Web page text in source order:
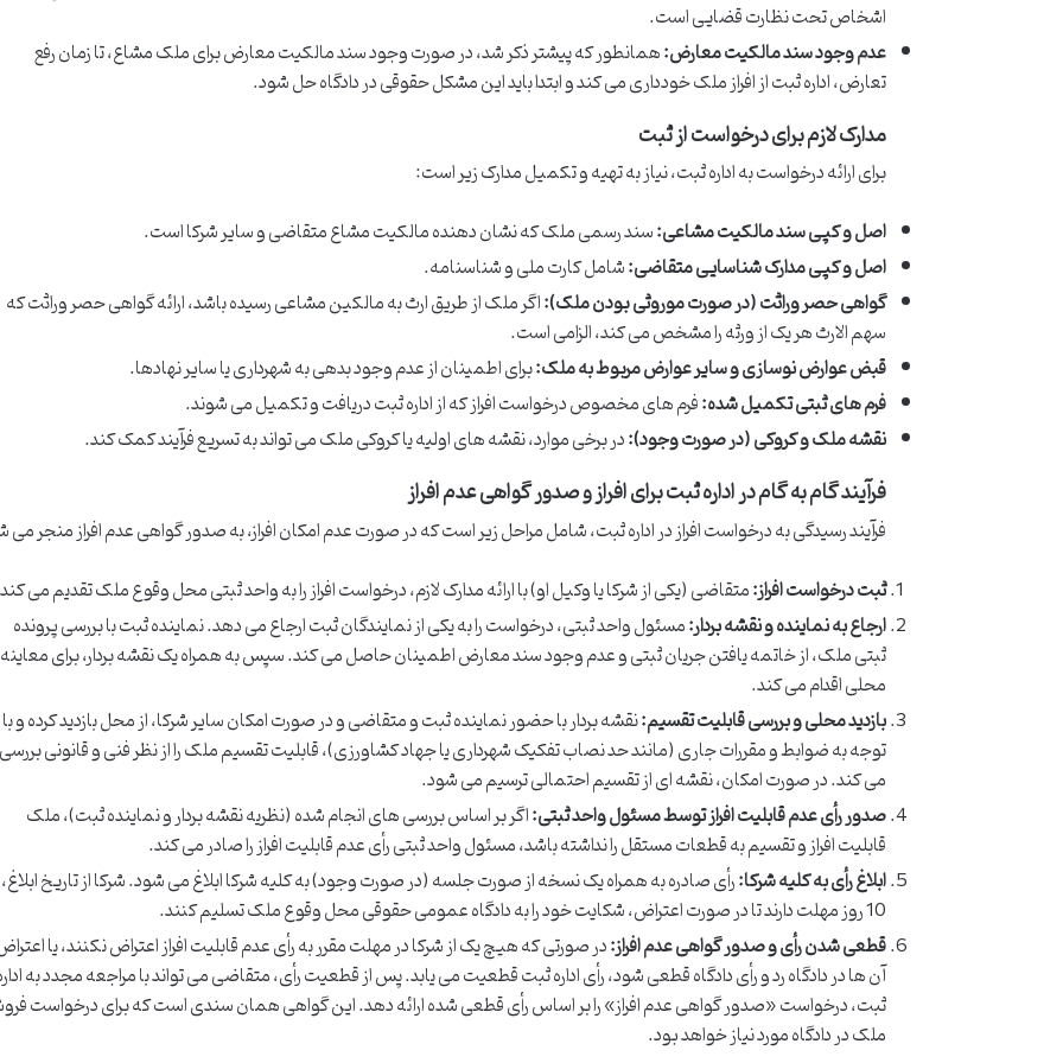
اشخاص تحت نظارت قضایی است.
عدم وجود سند مالکیت معارض:همانطور که پیشتر ذکر شد، در صورت وجود سند مالکیت معارض برای ملک مشاع، تا زمان رفع
تعارض، اداره ثبت از افراز ملک خودداری می کند و ابتدا باید این مشکل حقوقی در دادگاه حل شود.
مدارک لازم برای درخواست از ثبت
برای ارائه درخواست به اداره ثبت، نیاز به تهیه و تکمیل مدارک زیر است:
اصل و کپی سند مالکیت مشاعی:سند رسمی ملک که نشان دهنده مالکیت مشاع متقاضی و سایر شرکا است.
اصل و کپی مدارک شناسایی متقاضی:شامل کارت ملی و شناسنامه.
گواهی حصر وراثت (در صورت موروثی بودن ملک):اگر ملک از طریق ارث به مالکین مشاعی رسیده باشد، ارائه گواهی حصر وراثت که
سهم الارث هر یک از ورثه را مشخص می کند، الزامی است.
قبض عوارض نوسازی و سایر عوارض مربوط به ملک:برای اطمینان از عدم وجود بدهی به شهرداری یا سایر نهادها.
فرم های ثبتی تکمیل شده:فرم های مخصوص درخواست افراز که از اداره ثبت دریافت و تکمیل می شوند.
نقشه ملک و کروکی (در صورت وجود):در برخی موارد، نقشه های اولیه یا کروکی ملک می تواند به تسریع فرآیند کمک کند.
فرآیند گام به گام در اداره ثبت برای افراز و صدور گواهی عدم افراز
فرآیند رسیدگی به درخواست افراز در اداره ثبت، شامل مراحل زیر است که در صورت عدم امکان افراز، به صدور گواهی عدم افراز منجر
ثبت درخواست افراز:متقاضی (یکی از شرکا یا وکیل او) با ارائه مدارک لازم، درخواست افراز را به واحد ثبتی محل وقوع ملک تقدیم می
ارجاع به نماینده و نقشه بردار:مسئول واحد ثبتی، درخواست را به یکی از نمایندگان ثبت ارجاع می دهد. نماینده ثبت با بررسی پرونده
ثبتی ملک، از خاتمه یافتن جریان ثبتی و عدم وجود سند معارض اطمینان حاصل می کند. سپس به همراه یک نقشه بردار، برای معاینه
محلی اقدام می کند.
بازدید محلی و بررسی قابلیت تقسیم:نقشه بردار با حضور نماینده ثبت و متقاضی و در صورت امکان سایر شرکا، از محل بازدید کرده و با
توجه به ضوابط و مقررات جاری (مانند حد نصاب تفکیک شهرداری یا جهاد کشاورزی)، قابلیت تقسیم ملک را از نظر فنی و قانونی
می کند. در صورت امکان، نقشه ای از تقسیم احتمالی ترسیم می شود.
صدور رأی عدم قابلیت افراز توسط مسئول واحد ثبتی:اگر بر اساس بررسی های انجام شده (نظریه نقشه بردار و نماینده ثبت)، ملک
قابلیت افراز و تقسیم به قطعات مستقل را نداشته باشد، مسئول واحد ثبتی رأی عدم قابلیت افراز را صادر می کند.
ابلاغ رأی به کلیه شرکا:رأی صادره به همراه یک نسخه از صورت جلسه (در صورت وجود) به کلیه شرکا ابلاغ می شود. شرکا از تاریخ ابلاغ،
10 روز مهلت دارند تا در صورت اعتراض، شکایت خود را به دادگاه عمومی حقوقی محل وقوع ملک تسلیم کنند.
قطعی شدن رأی و صدور گواهی عدم افراز:در صورتی که هیچ یک از شرکا در مهلت مقرر به رأی عدم قابلیت افراز اعتراض نکنند، یا
آن ها در دادگاه رد و رأی دادگاه قطعی شود، رأی اداره ثبت قطعیت می یابد. پس از قطعیت رأی، متقاضی می تواند با مراجعه مجدد به
ثبت، درخواست «صدور گواهی عدم افراز» را بر اساس رأی قطعی شده ارائه دهد. این گواهی همان سندی است که برای درخواست
ملک در دادگاه مورد نیاز خواهد بود.